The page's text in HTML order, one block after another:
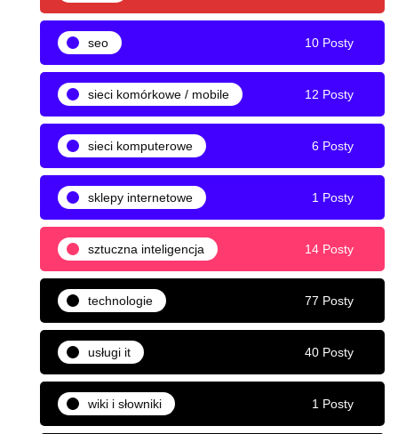
seo 10 Posty
sieci komórkowe / mobile 12 Posty
sieci komputerowe 6 Posty
sklepy internetowe 1 Posty
sztuczna inteligencja 14 Posty
technologie 77 Posty
usługi it 40 Posty
wiki i słowniki 1 Posty